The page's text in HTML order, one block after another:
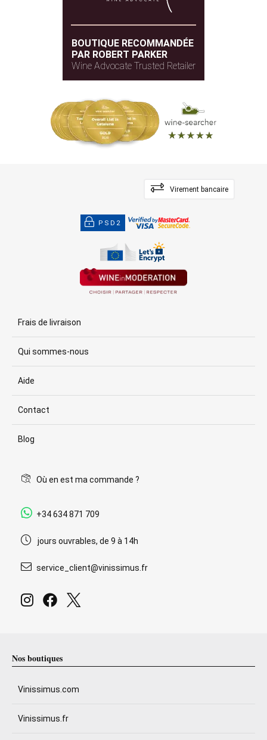
BOUTIQUE RECOMMANDÉE
PAR ROBERT PARKER
Wine Advocate Trusted Retailer
Virement bancaire
PSD2
Frais de livraison
Qui sommes-nous
Aide
Contact
Blog
Où en est ma commande ?
+34 634 871 709
jours ouvrables, de 9 à 14h
service_client@vinissimus.fr
Nos boutiques
Vinissimus.com
Vinissimus.fr